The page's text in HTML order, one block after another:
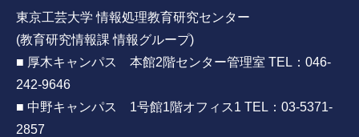
東京工芸大学 情報処理教育研究センター
(教育研究情報課 情報グループ)
■ 厚木キャンパス 本館2階センター管理室 TEL：046-
242-9646
■ 中野キャンパス 1号館1階オフィス1 TEL：03-5371-
2857